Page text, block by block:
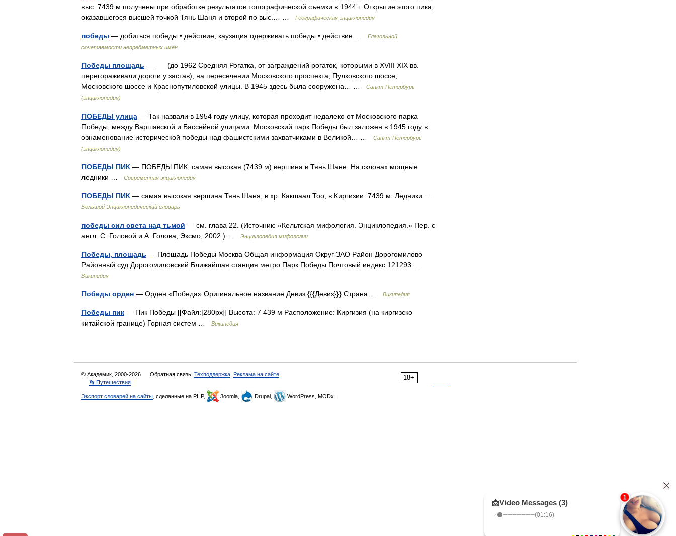
выс. 7439 м получены при обработке результатов топографической съемки в 1944 г. Открытие этого пика,
оказавшегося высшей точкой Тянь Шаня и второй по выс.… …
Географическая энциклопедия
победы — добиться победы • действие, каузация одерживать победы • действие …
Глагольной
сочетаемости непредметных имён
Победы площадь — (до 1962 Средняя Рогатка, от заграждений рогаток, которыми в ХVIII XIX вв.
перегораживали дороги у застав), на пересечении Московского проспекта, Пулковского шоссе,
Московского шоссе и Краснопутиловской улицы. В 1945 здесь была сооружена… …
Санкт-Петербург
(энциклопедия)
ПОБЕДЫ улица — Так назвали в 1954 году улицу, которая проходит недалеко от Московского парка
Победы, между Варшавской и Бассейной улицами. Московский парк Победы был заложен в 1945 году в
ознаменование исторической победы над фашистскими захватчиками в Великой… …
Санкт-Петербург
(энциклопедия)
ПОБЕДЫ ПИК — ПОБЕДЫ ПИК, самая высокая (7439 м) вершина в Тянь Шане. На склонах мощные
ледники …
Современная энциклопедия
ПОБЕДЫ ПИК — самая высокая вершина Тянь Шаня, в хр. Какшаал Тоо, в Киргизии. 7439 м. Ледники …
Большой Энциклопедический словарь
победы сил света над тьмой — см. глава 22. (Источник: «Кельтская мифология. Энциклопедия.» Пер. с
англ. С. Головой и А. Голова, Эксмо, 2002.) …
Энциклопедия мифологии
Победы, площадь — Площадь Победы Москва Общая информация Округ ЗАО Район Дорогомилово
Районный суд Дорогомиловский Ближайшая станция метро Парк Победы Почтовый индекс 121293 …
Википедия
Победы орден — Орден «Победа» Оригинальное название Девиз {{{Девиз}}} Страна … Википедия
Победы пик — Пик Победы [[Файл:|280px]] Высота: 7 439 м Расположение: Киргизия (на киргизско
китайской границе) Горная систем …
Википедия
18+
© Академик, 2000-2026 Обратная связь: Техподдержка Реклама на сайте
👣 Путешествия
Экспорт словарей на сайты , сделанные на PHP, Joomla, Drupal, WordPress, MODx.